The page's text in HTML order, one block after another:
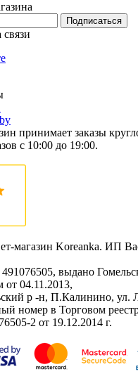
связи
принимает заказы
с 10:00 до 19:00.
магазин Koreanka. ИП
‎491076505, выдано
от 04.11.2013,
р -н, П.Калинино, ул.
номер в Торговом
2 от 19.12.2014 г.